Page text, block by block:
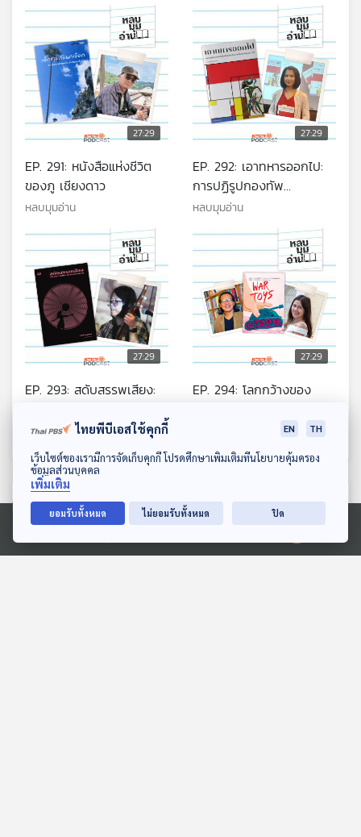
ดาวน์โหลด Thai PBS Podcast Application
Ⓒ 2020 องค์การกระจายเสียงและแพร่ภาพสาธารณะแห่งประเทศไทย
27:29
EP. 291: หนังสือแห่งชีวิต
ของภู เชียงดาว
หลบมุมอ่าน
27:29
EP. 292: เอาทหารออกไป:
การปฏิรูปกองทัพ
อินโดนีเซียเพื่อประชาธิปไตย
หลบมุมอ่าน
27:29
EP. 293: สดับสรรพเสียง:
อารตี
หลบมุมอ่าน
27:29
EP. 294: โลกกว้างของ
ๆ ใน “ของเล่นยามสงคราม”
ตอนที่เกี่ยวข้อง
ไทยพีบีเอสใช้คุกกี้ EN TH
เว็บไซต์ของเรามีการจัดเก็บคุกกี้ โปรดศึกษาเพิ่มเติมที่นโยบายคุ้มครอง
ข้อมูลส่วนบุคคล
เพิ่มเติม
ยอมรับทั้งหมด ไม่ยอมรับทั้งหมด ปิด